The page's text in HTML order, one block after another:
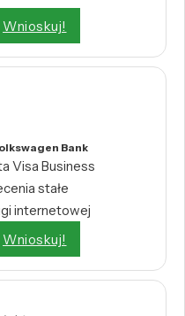
Wnioskuj!
Bank
Visa Business
stałe
internetowej
Wnioskuj!